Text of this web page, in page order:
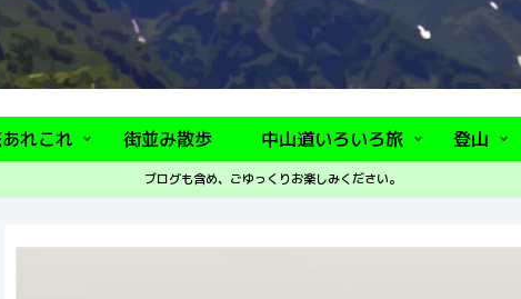
れこれ 街並み散歩 中山道いろいろ旅 登山
ブログも含め、ごゆっくりお楽しみください。